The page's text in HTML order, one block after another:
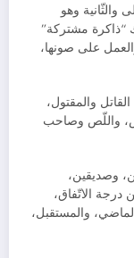
والثّانية وهو
“ذاكرة مشتركة”
على صونها،
والمقتول،
واللّص وصاحب
وصديقين،
الاتّفاق،
والمستقبل،